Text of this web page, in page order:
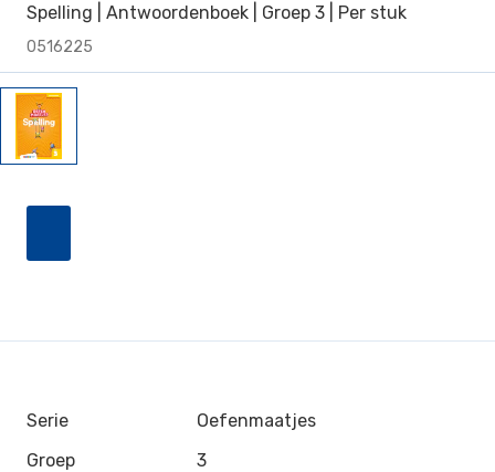
Spelling | Antwoordenboek | Groep 3 | Per stuk
0516225
Serie
Oefenmaatjes
Groep
3